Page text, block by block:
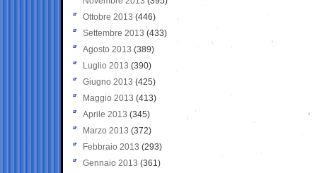
Ottobre 2013 (446)
Settembre 2013 (433)
Agosto 2013 (389)
Luglio 2013 (390)
Giugno 2013 (425)
Maggio 2013 (413)
Aprile 2013 (345)
Marzo 2013 (372)
Febbraio 2013 (293)
Gennaio 2013 (361)